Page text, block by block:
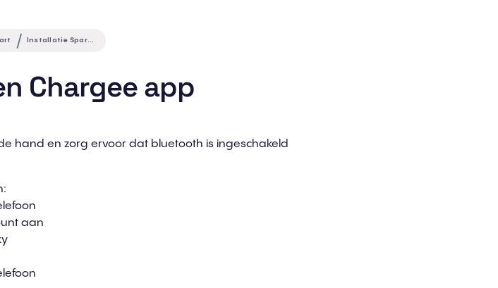
Installatie Sparky en Chargee app
Chargee app
hand en zorg ervoor dat bluetooth is ingeschakeld
aan